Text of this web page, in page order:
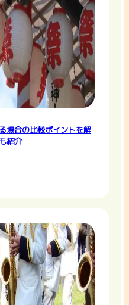
場合の比較ポイントを解
紹介